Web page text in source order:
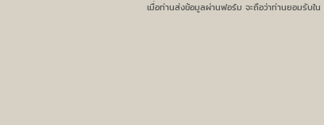
เมื่อท่านส่งข้อมูลผ่านฟอร์ม จะถือว่าท่านยอมรับใน